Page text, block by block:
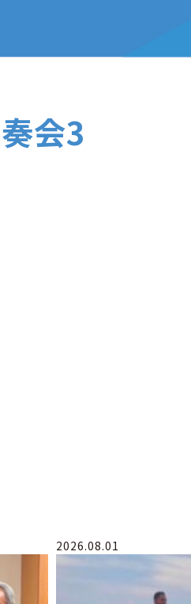
会3
2026.08.01